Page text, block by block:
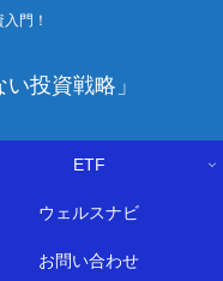
門！
投資戦略」
ETF
ウェルスナビ
お問い合わせ